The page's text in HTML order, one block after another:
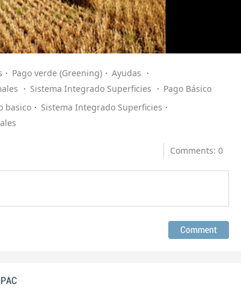
Pago verde (Greening)
Ayudas
Sistema Integrado Superficies
Pago Básico
basico
Sistema Integrado Superficies
Comments: 0